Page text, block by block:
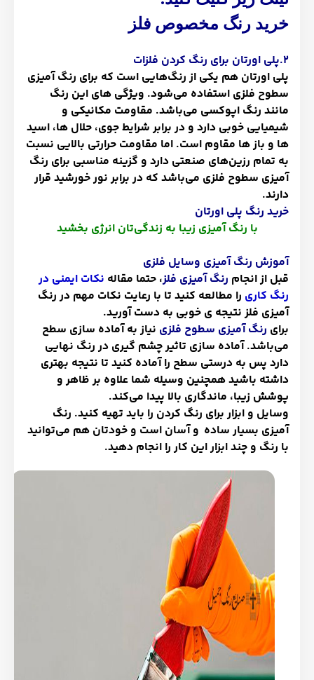
خرید رنگ مخصوص فلز
2.پلی اورتان برای رنگ کردن فلزات
پلی اورتان هم یکی از رنگ‌هایی است که برای رنگ آمیزی
سطوح فلزی استفاده می‌شود. ویژگی های این رنگ
مانند رنگ اپوکسی می‌باشد. مقاومت مکانیکی و
شیمیایی خوبی دارد و در برابر شرایط جوی، حلال ها، اسید
ها و باز ها مقاوم است. اما مقاومت حرارتی بالایی نسبت
به تمام رزین‌های صنعتی دارد و گزینه مناسبی برای رنگ
آمیزی سطوح فلزی می‌باشد که در برابر نور خورشید قرار
دارند.
خرید رنگ پلی اورتان
با رنگ آمیزی زیبا به زندگی‌تان انرژی بخشید
آموزش رنگ آمیزی وسایل فلزی
قبل از انجام رنگ آمیزی فلز، حتما مقاله نکات ایمنی در
رنگ کاری را مطالعه کنید تا با رعایت نکات مهم در رنگ
آمیزی فلز نتیجه ی خوبی به دست آورید.
برای رنگ آمیزی سطوح فلزی نیاز به آماده سازی سطح
می‌باشد. آماده سازی تاثیر چشم گیری در رنگ نهایی
دارد پس به درستی سطح را آماده کنید تا نتیجه بهتری
داشته باشید همچنین وسیله شما علاوه بر ظاهر و
پوشش زیبا، ماندگاری بالا پیدا می‌کند.
وسایل و ابزار برای رنگ کردن را باید تهیه کنید. رنگ
آمیزی بسیار ساده و آسان است و خودتان هم می‌توانید
با رنگ و چند ابزار این کار را انجام دهید.